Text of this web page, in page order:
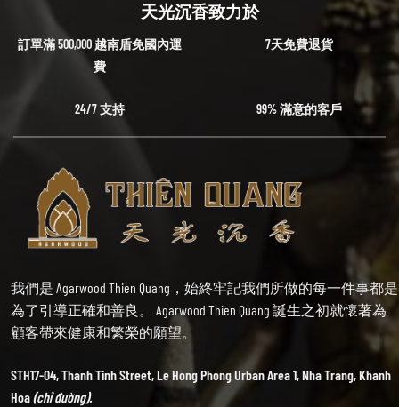
天光沉香致力於
訂單滿 500,000 越南盾免國內運
費
7天免費退貨
24/7 支持 99% 滿意的客戶
我們是 Agarwood Thien Quang，始終牢記我們所做的每一件事都是
為了引導正確和善良。 Agarwood Thien Quang 誕生之初就懷著為
顧客帶來健康和繁榮的願望。
STH17-04, Thanh Tinh Street, Le Hong Phong Urban Area 1, Nha Trang, Khanh
Hoa(chỉ đường).